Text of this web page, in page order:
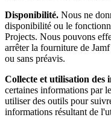
Disponibilité. Nous ne
disponibilité ou le
Projects. Nous pouvons
arrêter la fourniture de
ou sans préavis.
Collecte et utilisation des
certaines informations par
utiliser des outils pour
informations résultant de